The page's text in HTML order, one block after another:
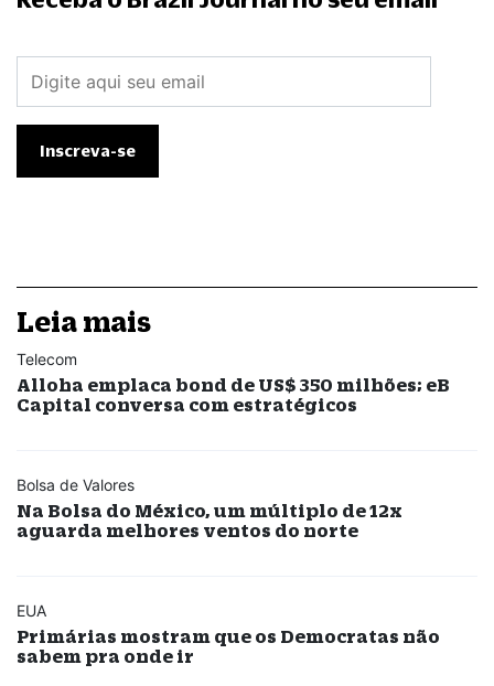
Leia mais
Telecom
Alloha emplaca bond de US$ 350 milhões; eB
Capital conversa com estratégicos
Bolsa de Valores
Na Bolsa do México, um múltiplo de 12x
aguarda melhores ventos do norte
EUA
Primárias mostram que os Democratas não
sabem pra onde ir